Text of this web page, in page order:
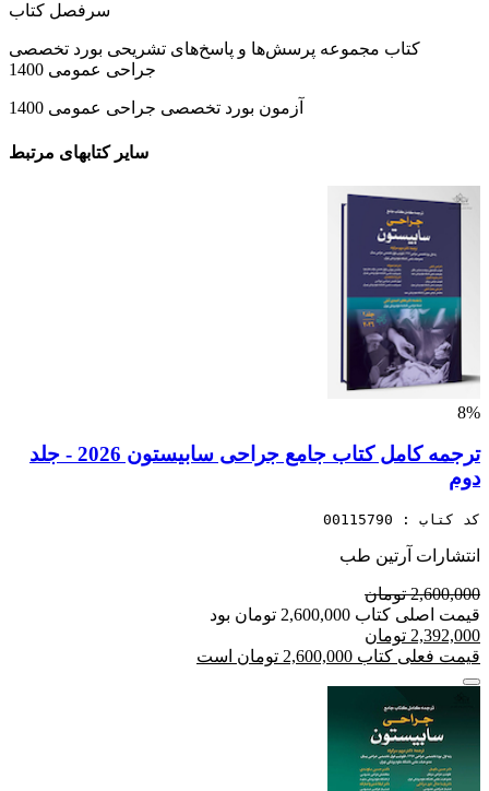
سرفصل کتاب
کتاب مجموعه پرسش‌ها و پاسخ‌های تشریحی بورد تخصصی
جراحی عمومی 1400
آزمون بورد تخصصی جراحی عمومی 1400
سایر کتابهای مرتبط
8%
ترجمه کامل کتاب جامع جراحی سابیستون 2026 - جلد
دوم
کد کتاب : 00115790
انتشارات آرتین طب
2,600,000 تومان
قیمت اصلی کتاب 2,600,000 تومان بود
2,392,000 تومان
قیمت فعلی کتاب 2,600,000 تومان است